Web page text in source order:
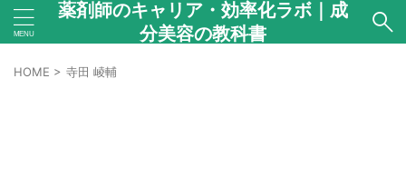
薬剤師のキャリア・効率化ラボ｜成
分美容の教科書
HOME > 寺田 崚輔